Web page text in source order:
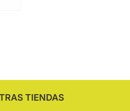
TIENDAS